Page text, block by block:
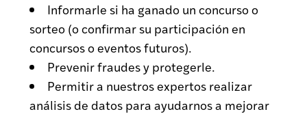
Informarle si ha ganado un concurso o
sorteo (o confirmar su participación en
concursos o eventos futuros).
Prevenir fraudes y protegerle.
Permitir a nuestros expertos realizar
análisis de datos para ayudarnos a mejorar